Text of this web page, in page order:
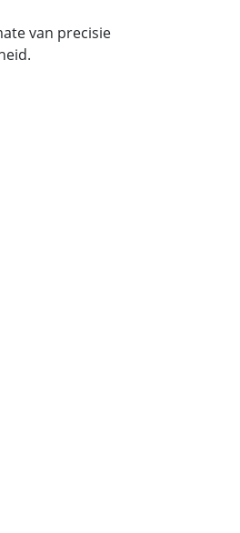
van precisie